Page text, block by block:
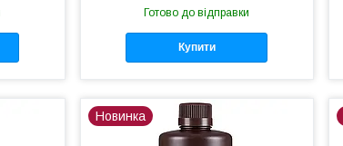
Готово до відправки
Купити
Новинка